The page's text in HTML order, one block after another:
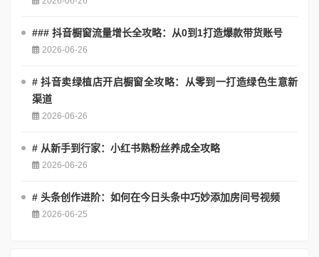
### 抖音橱窗流量增长全攻略：从0到1打造爆款带货账号
2026-06-26
# 抖音卖绿植店开启橱窗全攻略：从零到一打造绿色生意新
渠道
2026-06-26
# 从新手到行家：小红书熟粉丝养成全攻略
2026-06-26
# 头条创作进阶：如何在今日头条中巧妙添加房间号视频
2026-06-25